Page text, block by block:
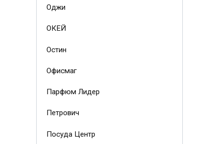
Оджи
ОКЕЙ
Остин
Офисмаг
Парфюм Лидер
Петрович
Посуда Центр